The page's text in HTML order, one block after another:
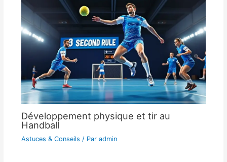
Développement physique et tir au
Handball
Astuces & Conseils / Par admin